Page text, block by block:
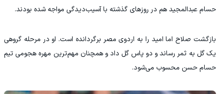
حسام عبدالمجید هم در روزهای گذشته با آسیب‌دیدگی مواجه شده بودند.
بازگشت صلاح اما امید را به اردوی مصر برگردانده است. او در مرحله گروهی
یک گل به ثمر رساند و دو پاس گل داد و همچنان مهم‌ترین مهره هجومی تیم
حسام حسن محسوب می‌شود.